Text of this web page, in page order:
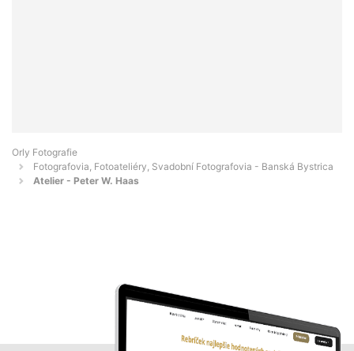
Orly Fotografie
Fotografovia, Fotoateliéry, Svadobní Fotografovia - Banská Bystrica
Atelier - Peter W. Haas